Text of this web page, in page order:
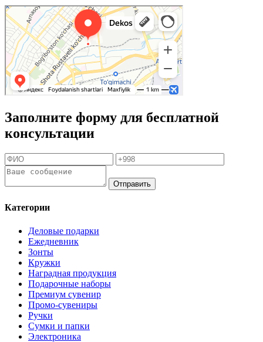
Заполните форму для бесплатной
консультации
Отправить
Категории
Деловые подарки
Ежедневник
Зонты
Кружки
Наградная продукция
Подарочные наборы
Премиум сувенир
Промо-сувениры
Ручки
Сумки и папки
Электроника